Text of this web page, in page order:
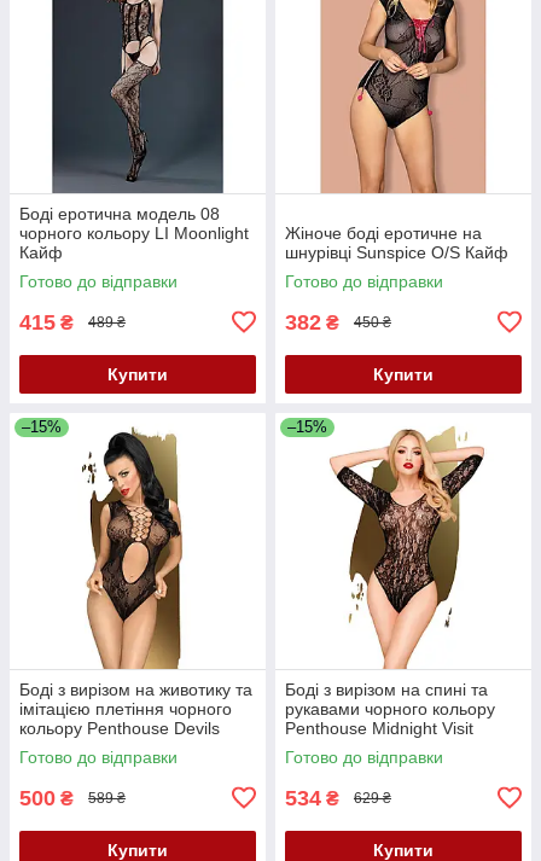
Боді еротична модель 08
чорного кольору LI Moonlight
Кайф
Готово до відправки
415 ₴ 489 ₴
Купити
Жіноче боді еротичне на
шнурівці Sunspice O/S Кайф
Готово до відправки
382 ₴ 450 ₴
Купити
–15%
Боді з вирізом на животику та
імітацією плетіння чорного
кольору Penthouse Devils
Advocate розміри S L Кайф
Готово до відправки
500 ₴ 589 ₴
Купити
–15%
Боді з вирізом на спині та
рукавами чорного кольору
Penthouse Midnight Visit
розміри S L Кайф
Готово до відправки
534 ₴ 629 ₴
Купити